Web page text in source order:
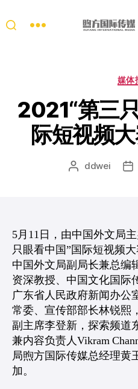
媒体
2021“第三
际短视频
文 ddwei
发
5月11日，由中国外文局
只眼看中国”国际短视频
中国外文局副局长兼总编
资深教授、中国文化国际
广东省人民政府新闻办公
常委、宣传部部长林锐熙
副主席李登新，探索频道
兼内容负责人Vikram
局煦方国际传媒总经理黄
加。